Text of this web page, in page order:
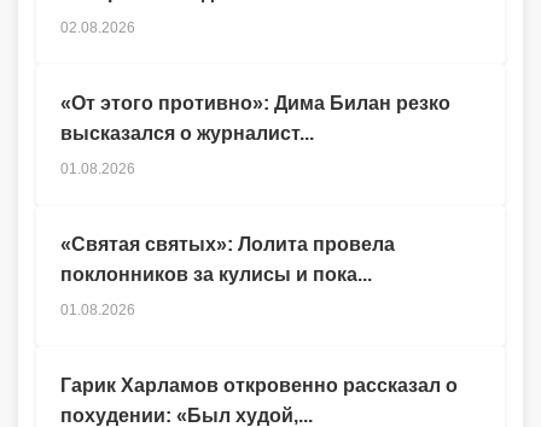
Гарик Харламов откровенно рассказал о
похудении: «Был худой,...
02.08.2026
«От этого противно»: Дима Билан резко
высказался о журналист...
01.08.2026
«Святая святых»: Лолита провела
поклонников за кулисы и пока...
01.08.2026